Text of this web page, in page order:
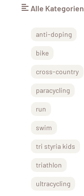
Alle Kategorien
anti-doping
bike
cross-country
paracycling
run
swim
tri styria kids
triathlon
ultracycling